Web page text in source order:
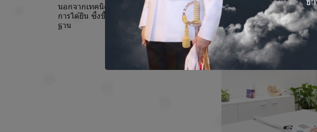
นอกจากเทคนิคการตรวจแบบ Hughson- Westlake ที่สามารถหาระดับการได้ยิ
การได้ยิน ซึ่งขึ้นอยู่กับการตอบสนองแรกที่เริ่มต้นจากความดังขั้นต่ำที่เลือกหรือ
ฐาน